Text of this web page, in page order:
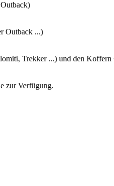
Outback ...)
Trekker ...) und den
zur Verfügung.